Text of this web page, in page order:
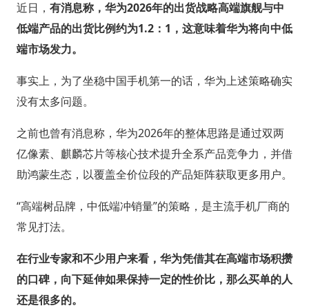
近日， 有消息称，华为2026年的出货战略高端旗舰与中
低端产品的出货比例约为1.2：1，这意味着华为将向中低
端市场发力。
事实上，为了坐稳中国手机第一的话，华为上述策略确实
没有太多问题。
之前也曾有消息称，华为2026年的整体思路是通过双两
亿像素、麒麟芯片等核心技术提升全系产品竞争力，并借
助鸿蒙生态，以覆盖全价位段的产品矩阵获取更多用户。
“高端树品牌，中低端冲销量”的策略，是主流手机厂商的
常见打法。
在行业专家和不少用户来看，华为凭借其在高端市场积攒
的口碑，向下延伸如果保持一定的性价比，那么买单的人
还是很多的。